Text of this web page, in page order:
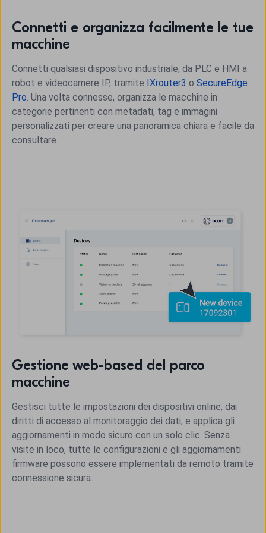
Connetti e organizza facilmente le tue
macchine
Connetti qualsiasi dispositivo industriale, da PLC e HMI a
robot e videocamere IP, tramite IXrouter3 o SecureEdge
Pro . Una volta connesse, organizza le macchine in
categorie pertinenti con metadati, tag e immagini
personalizzati per creare una panoramica chiara e facile da
consultare.
Gestione web-based del parco
macchine
Gestisci tutte le impostazioni dei dispositivi online, dai
diritti di accesso al monitoraggio dei dati, e applica gli
aggiornamenti in modo sicuro con un solo clic. Senza
visite in loco, tutte le configurazioni e gli aggiornamenti
firmware possono essere implementati da remoto tramite
connessione sicura.